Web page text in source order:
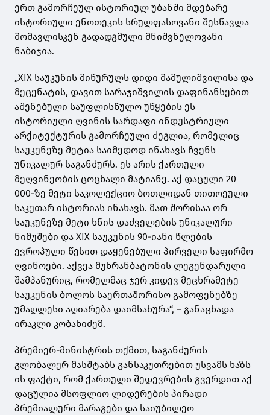
ერთ გამორჩეულ ისტორიულ უბანში მდებარე
ისტორიული ენოთეკის სრულფასოვანი შესწავლა
მომავლისკენ გადადგმული მნიშვნელოვანი
ნაბიჯია.
„XIX საუკუნის მიწურულს დიდი მამულიშვილისა და
მეცენატის, დავით სარაჯიშვილის დაფინანსებით
აშენებული საუფლისწულო უწყების ეს
ისტორიული ღვინის სარდაფი ინდუსტრიული
არქიტექტურის გამორჩეული ძეგლია, რომელიც
საუკუნეზე მეტია საიმედოდ ინახავს ჩვენს
უნიკალურ საგანძურს. ეს არის ქართული
მეღვინეობის ცოცხალი მატიანე. აქ დაცული 20
000-ზე მეტი საკოლექციო ბოთლიდან თითოეული
საკუთარ ისტორიას ინახავს. მათ შორისაა ორ
საუკუნეზე მეტი ხნის დაძველების უნიკალური
ნიმუშები და XIX საუკუნის 90-იანი წლების
ევროპული წესით დაყენებული პირველი საფირმო
ღვინოები. აქვეა მუხრანბატონის ლეგენდარული
შამპანურიც, რომელმაც ჯერ კიდევ მეცხრამეტე
საუკუნის ბოლოს საერთაშორისო გამოფენებზე
უმაღლესი აღიარება დაიმსახურა“, – განაცხადა
ირაკლი კობახიძემ.
პრემიერ-მინისტრის თქმით, საგანძურის
გლობალურ მასშტაბს განსაკუთრებით უსვამს ხაზს
ის ფაქტი, რომ ქართული შედევრების გვერდით აქ
დაცულია მსოფლიო ლიდერების პირადი
პრემიალური მარაგები და საიუბილეო